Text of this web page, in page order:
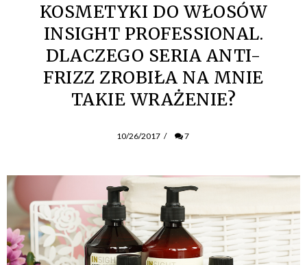
KOSMETYKI DO WŁOSÓW
INSIGHT PROFESSIONAL.
DLACZEGO SERIA ANTI-
FRIZZ ZROBIŁA NA MNIE
TAKIE WRAŻENIE?
10/26/2017 / 7